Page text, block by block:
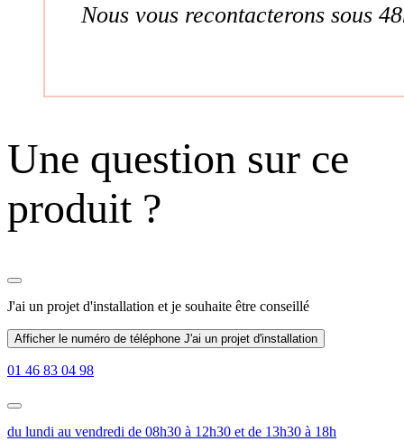
Nous vous recontacterons sous
Une question sur ce
produit ?
J'ai un projet d'installation et je souhaite être conseillé
Afficher le numéro de téléphone J'ai un projet d'installation
01 46 83 04 98
du lundi au vendredi de 08h30 à 12h30 et de 13h30 à 18h